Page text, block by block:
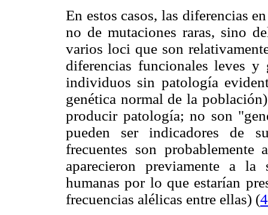
En estos casos, las diferencias
no de mutaciones raras, sino
varios loci que son
diferencias funcionales leves y
individuos sin patología
genética normal de la
producir patología; no son
pueden ser indicadores de
frecuentes son
aparecieron previamente a la
humanas por lo que estarían
frecuencias alélicas entre ellas) (